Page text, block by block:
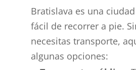
Bratislava es una
fácil de recorrer a pie.
necesitas transporte,
algunas opciones: